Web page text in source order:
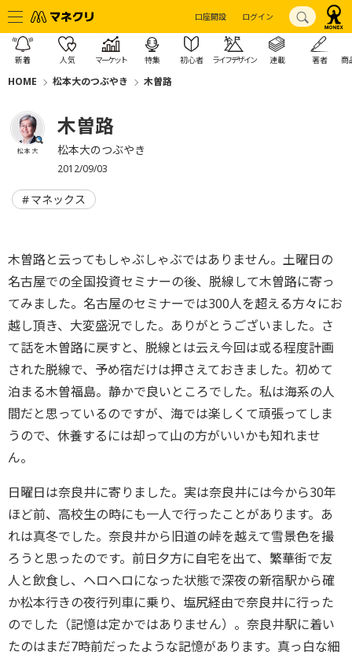
口座開設 ログイン
新着 人気 マーケット 特集 初心者 ライフデザイン 連載 著者 商
HOME 松本大のつぶやき 木曽路
松本 大
木曽路
松本大のつぶやき
2012/09/03
マネックス
木曽路と云ってもしゃぶしゃぶではありません。土曜日の
名古屋での全国投資セミナーの後、脱線して木曽路に寄っ
てみました。名古屋のセミナーでは300人を超える方々にお
越し頂き、大変盛況でした。ありがとうございました。さ
て話を木曽路に戻すと、脱線とは云え今回は或る程度計画
された脱線で、予め宿だけは押さえておきました。初めて
泊まる木曽福島。静かで良いところでした。私は海系の人
間だと思っているのですが、海では楽しくて頑張ってしま
うので、休養するには却って山の方がいいかも知れませ
ん。
日曜日は奈良井に寄りました。実は奈良井には今から30年
ほど前、高校生の時にも一人で行ったことがあります。あ
れは真冬でした。奈良井から旧道の峠を越えて雪景色を撮
ろうと思ったのです。前日夕方に自宅を出て、繁華街で友
人と飲食し、ヘロヘロになった状態で深夜の新宿駅から確
か松本行きの夜行列車に乗り、塩尻経由で奈良井に行った
のでした（記憶は定かではありません）。奈良井駅に着い
たのはまだ7時前だったような記憶があります。真っ白な細